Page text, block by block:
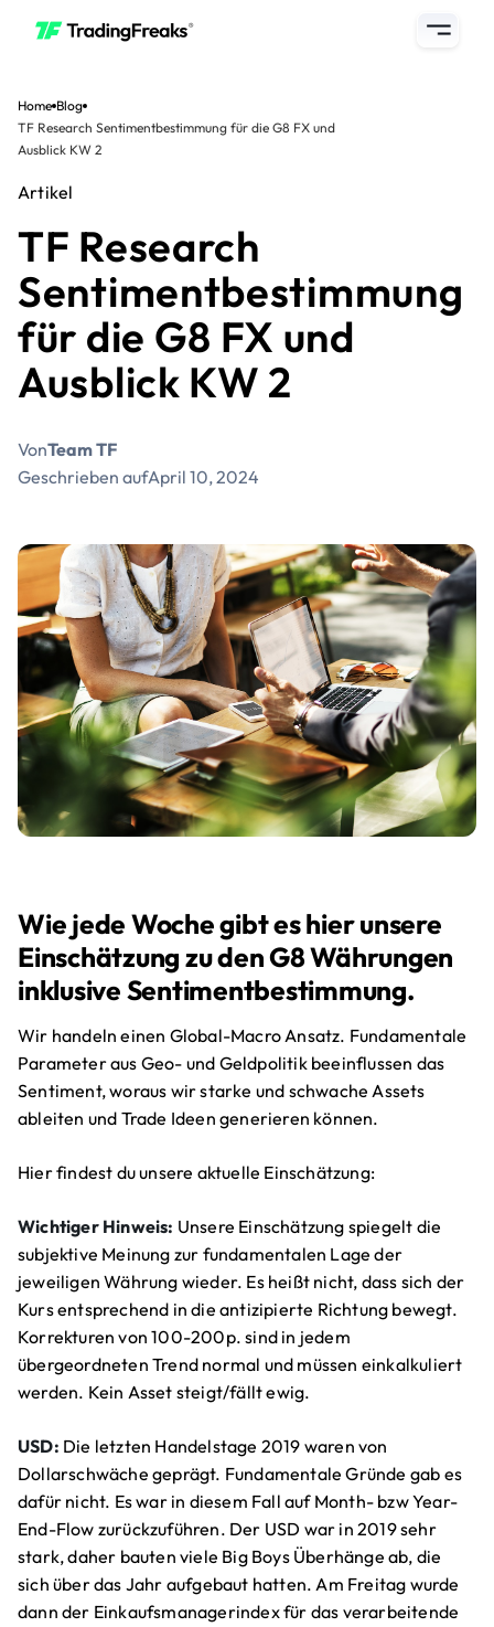
Home Blog
TF Research Sentimentbestimmung für die G8 FX und
Ausblick KW 2
Artikel
TF Research
Sentimentbestimmung
für die G8 FX und
Ausblick KW 2
VonTeam TF
Geschrieben aufApril 10, 2024
Wie jede Woche gibt es hier unsere
Einschätzung zu den G8 Währungen
inklusive Sentimentbestimmung.
Wir handeln einen Global-Macro Ansatz. Fundamentale
Parameter aus Geo- und Geldpolitik beeinflussen das
Sentiment, woraus wir starke und schwache Assets
ableiten und Trade Ideen generieren können.
Hier findest du unsere aktuelle Einschätzung:
Wichtiger Hinweis: Unsere Einschätzung spiegelt die
subjektive Meinung zur fundamentalen Lage der
jeweiligen Währung wieder. Es heißt nicht, dass sich der
Kurs entsprechend in die antizipierte Richtung bewegt.
Korrekturen von 100-200p. sind in jedem
übergeordneten Trend normal und müssen einkalkuliert
werden. Kein Asset steigt/fällt ewig.
USD: Die letzten Handelstage 2019 waren von
Dollarschwäche geprägt. Fundamentale Gründe gab es
dafür nicht. Es war in diesem Fall auf Month- bzw Year-
End-Flow zurückzuführen. Der USD war in 2019 sehr
stark, daher bauten viele Big Boys Überhänge ab, die
sich über das Jahr aufgebaut hatten. Am Freitag wurde
dann der Einkaufsmanagerindex für das verarbeitende